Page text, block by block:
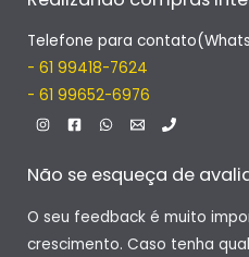
Telefone para
- 61 99418-7624
- 61 99652-6976
Não se esqueça de
O seu feedback é muito
crescimento. Caso tenha